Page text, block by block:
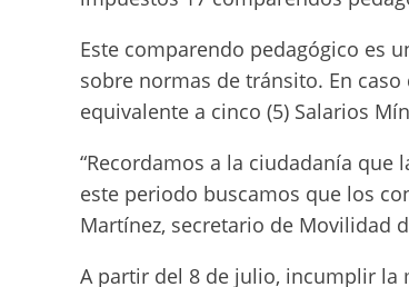
Este comparendo pedagógico es
sobre normas de tránsito. En
equivalente a cinco (5) Salarios
“Recordamos a la ciudadanía
este periodo buscamos que los
Martínez, secretario de Movilidad
A partir del 8 de julio, incumplir la